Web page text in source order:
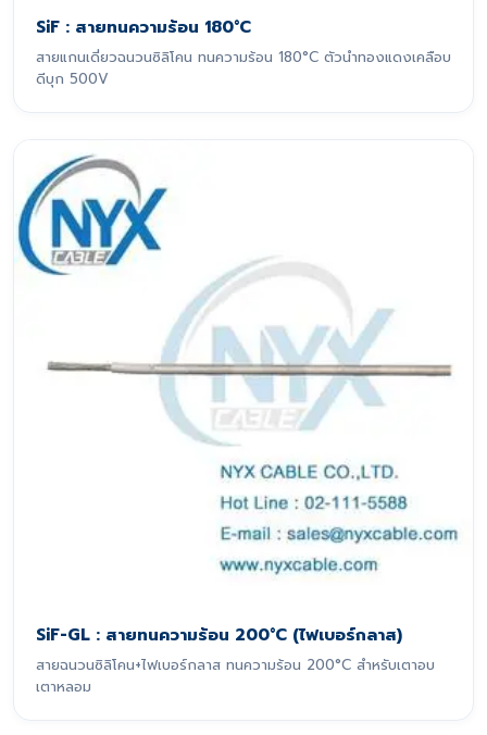
SiF : สายทนความร้อน 180°C
สายแกนเดี่ยวฉนวนซิลิโคน ทนความร้อน 180°C ตัวนำทองแดงเคลือบ
ดีบุก 500V
SiF-GL : สายทนความร้อน 200°C (ไฟเบอร์กลาส)
สายฉนวนซิลิโคน+ไฟเบอร์กลาส ทนความร้อน 200°C สำหรับเตาอบ
เตาหลอม